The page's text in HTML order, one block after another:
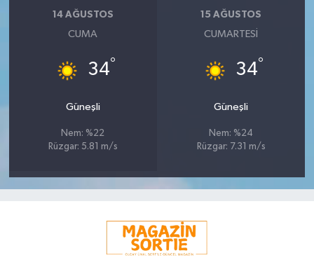
14 AĞUSTOS
CUMA
34°
Güneşli
Nem: %22
Rüzgar: 5.81 m/s
15 AĞUSTOS
CUMARTESI
34°
Güneşli
Nem: %24
Rüzgar: 7.31 m/s